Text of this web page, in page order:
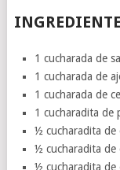
1 cucharada de
1 cucharada de
1 cucharada de
1 cucharadita de
½ cucharadita de
½ cucharadita de
½ cucharadita de